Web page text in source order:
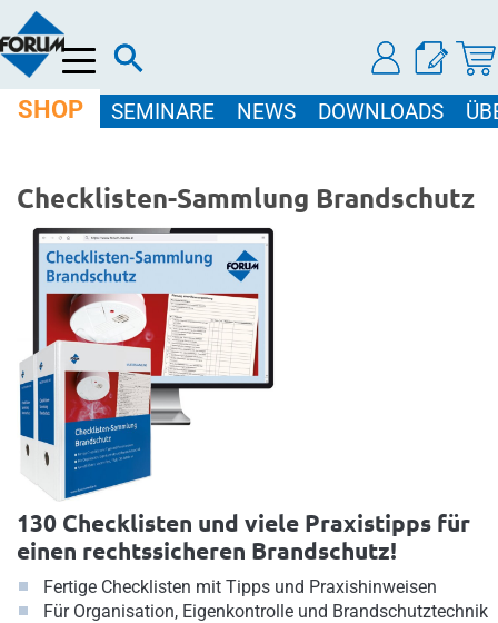
Menü
SHOP SEMINARE NEWS DOWNLOADS
Checklisten-Sammlung Brandschutz
130 Checklisten und viele Praxistipps für
einen rechtssicheren Brandschutz!
Fertige Checklisten mit Tipps und Praxishinweisen
Für Organisation, Eigenkontrolle und Brandschutztechnik